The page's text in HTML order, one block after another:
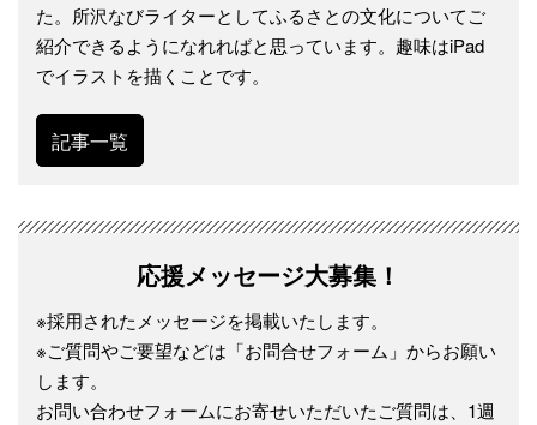
た。所沢なびライターとしてふるさとの文化についてご
紹介できるようになれればと思っています。趣味はiPad
でイラストを描くことです。
記事一覧
応援メッセージ大募集！
※採用されたメッセージを掲載いたします。
※ご質問やご要望などは「お問合せフォーム」からお願い
します。
お問い合わせフォームにお寄せいただいたご質問は、1週